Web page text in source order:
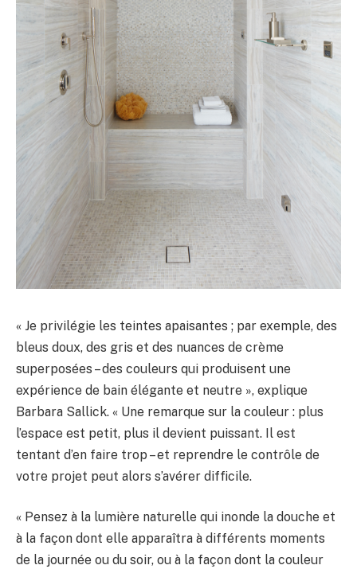
« Je privilégie les teintes apaisantes ; par exemple, des
bleus doux, des gris et des nuances de crème
superposées – des couleurs qui produisent une
expérience de bain élégante et neutre », explique
Barbara Sallick. « Une remarque sur la couleur : plus
l’espace est petit, plus il devient puissant. Il est
tentant d’en faire trop – et reprendre le contrôle de
votre projet peut alors s’avérer difficile.
« Pensez à la lumière naturelle qui inonde la douche et
à la façon dont elle apparaîtra à différents moments
de la journée ou du soir, ou à la façon dont la couleur